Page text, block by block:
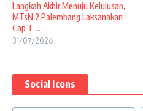
Langkah Akhir Menuju Kelulusan,
MTsN 2 Palembang Laksanakan
Cap T ...
31/07/2026
Social Icons